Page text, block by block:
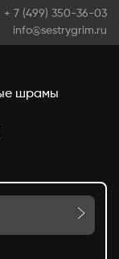
+ 7 (499) 350-36-03
info@sestrygrim.ru
шрамы